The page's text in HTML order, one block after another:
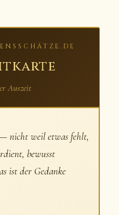
Auszeit
nicht weil etwas fehlt,
bewusst
ist der Gedanke